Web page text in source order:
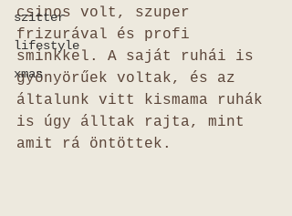
szitter
lifestyle
xmas
csinos volt, szuper
frizurával és profi
sminkkel. A saját ruhái is
gyönyörűek voltak, és az
általunk vitt kismama ruhák
is úgy álltak rajta, mint
amit rá öntöttek.